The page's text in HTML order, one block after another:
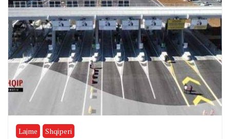
Lajme Shqiperi